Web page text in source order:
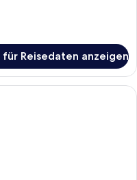
für Reisedaten anzeigen
Hotelzimmer mit einem gelben